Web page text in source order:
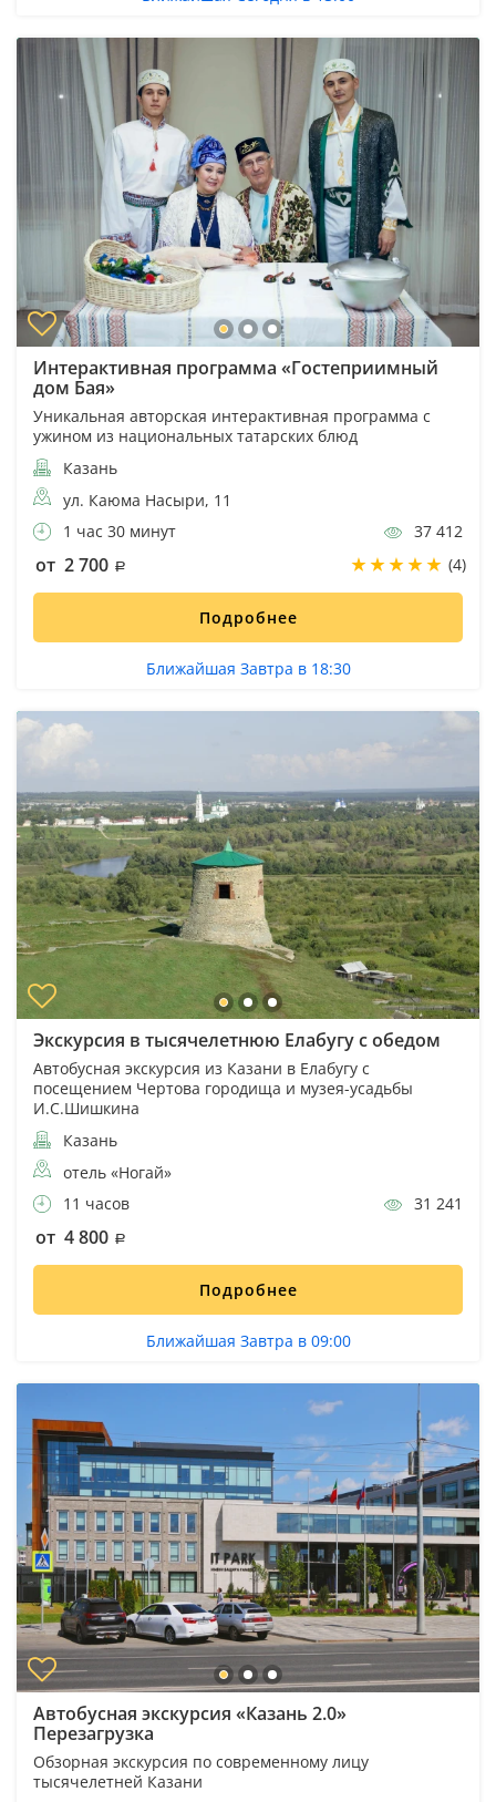
Интерактивная программа «Гостеприимный
дом Бая»
Уникальная авторская интерактивная программа с
ужином из национальных татарских блюд
Казань
ул. Каюма Насыри, 11
1 час 30 минут
37 412
от 2 700 (4)
Подробнее
Ближайшая Завтра в 18:30
Экскурсия в тысячелетнюю Елабугу с обедом
Автобусная экскурсия из Казани в Елабугу с
посещением Чертова городища и музея-усадьбы
И.С.Шишкина
Казань
отель «Ногай»
11 часов
31 241
от 4 800
Подробнее
Ближайшая Завтра в 09:00
Автобусная экскурсия «Казань 2.0»
Перезагрузка
Обзорная экскурсия по современному лицу
тысячелетней Казани